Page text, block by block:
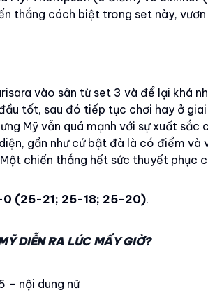
thắng cách biệt trong set này,
vào sân từ set 3 và để lại khá
tốt, sau đó tiếp tục chơi hay ở
Mỹ vẫn quá mạnh với sự xuất sắc
gần như cứ bật đà là có điểm và
chiến thắng hết sức thuyết phục
(25-21; 25-18; 25-20).
DIỄN RA LÚC MẤY GIỜ?
– nội dung nữ